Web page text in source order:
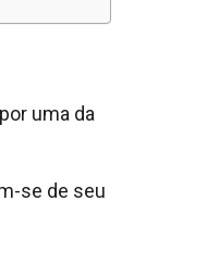
uma da
se de seu